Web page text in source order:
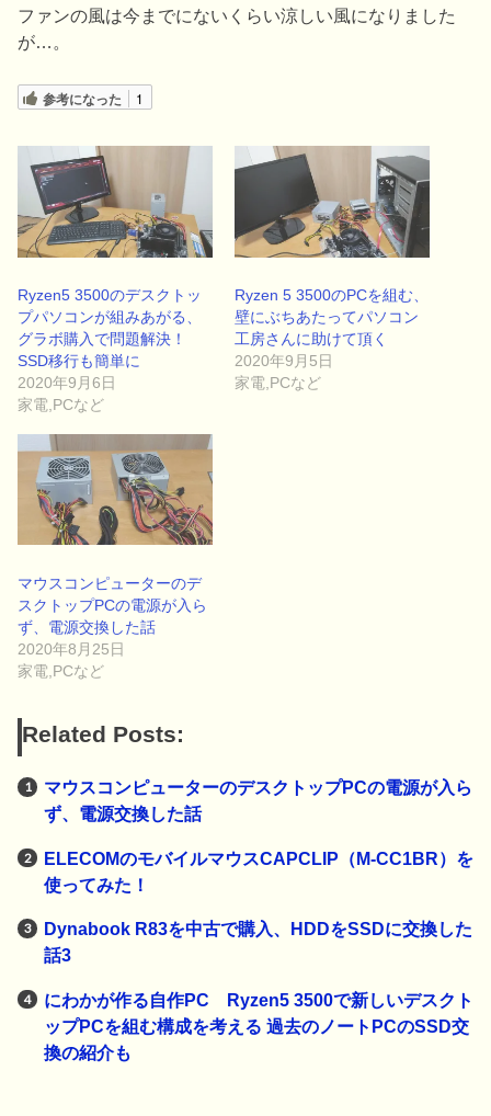
ファンの風は今までにないくらい涼しい風になりました
が…。
参考になった 1
Ryzen5 3500のデスクトッ
プパソコンが組みあがる、
グラボ購入で問題解決！
SSD移行も簡単に
2020年9月6日
家電,PCなど
Ryzen 5 3500のPCを組む、
壁にぶちあたってパソコン
工房さんに助けて頂く
2020年9月5日
家電,PCなど
マウスコンピューターのデ
スクトップPCの電源が入ら
ず、電源交換した話
2020年8月25日
家電,PCなど
Related Posts:
マウスコンピューターのデスクトップPCの電源が入ら
ず、電源交換した話
ELECOMのモバイルマウスCAPCLIP（M-CC1BR）を
使ってみた！
Dynabook R83を中古で購入、HDDをSSDに交換した
話3
にわかが作る自作PC Ryzen5 3500で新しいデスクト
ップPCを組む構成を考える 過去のノートPCのSSD交
換の紹介も